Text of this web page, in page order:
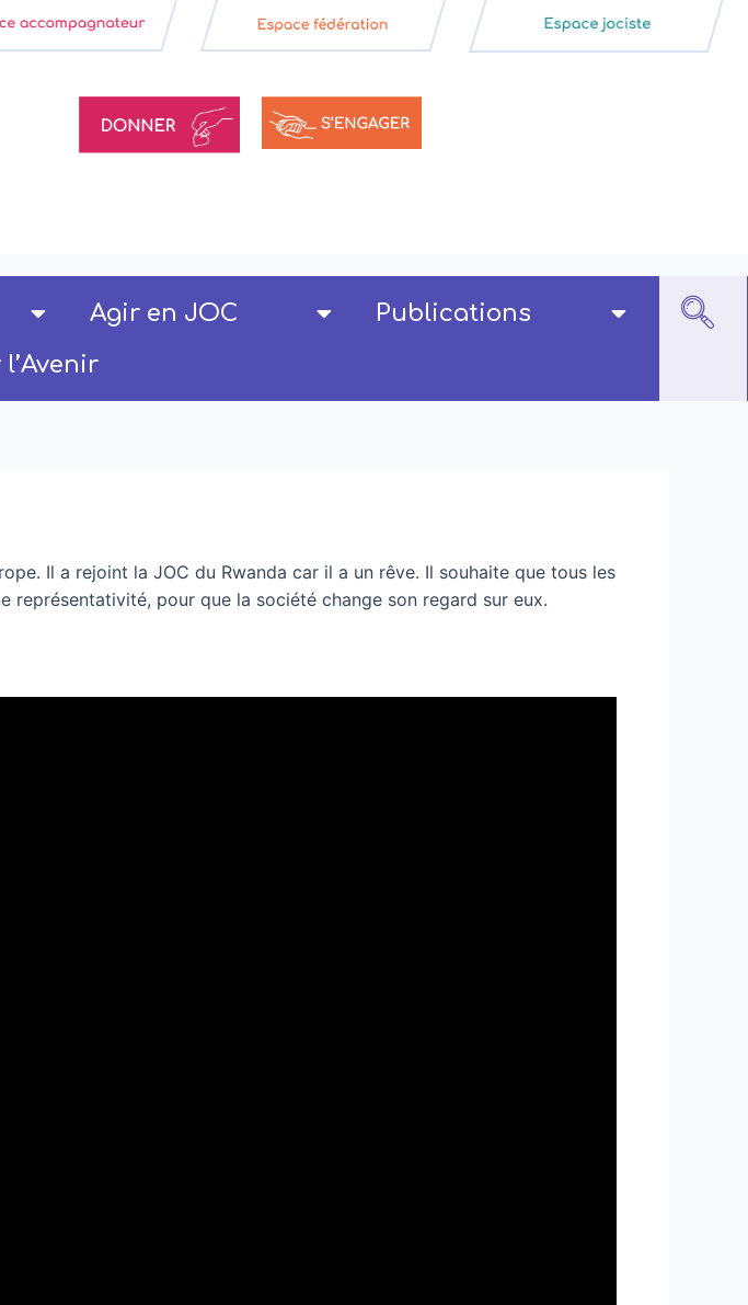
Agir en JOC
Publications
l’Avenir
. Il a rejoint la JOC du Rwanda car il a un rêve. Il souhaite que tous les
représentativité, pour que la société change son regard sur eux.